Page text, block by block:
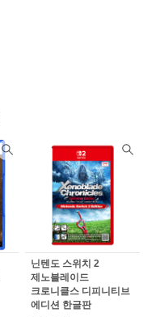
닌텐도 스위치 2
제노블레이드
크로니클스 디피니티브
에디션 한글판